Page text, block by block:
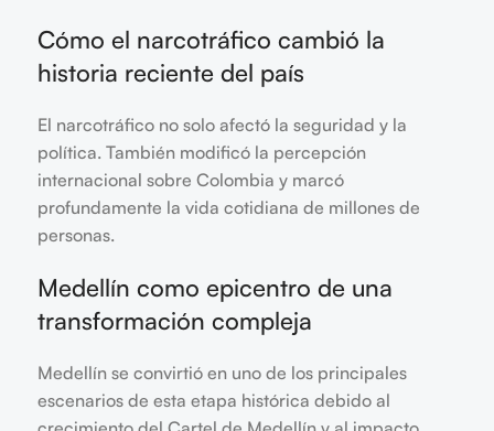
Cómo el narcotráfico cambió la
historia reciente del país
El narcotráfico no solo afectó la seguridad y la
política. También modificó la percepción
internacional sobre Colombia y marcó
profundamente la vida cotidiana de millones de
personas.
Medellín como epicentro de una
transformación compleja
Medellín se convirtió en uno de los principales
escenarios de esta etapa histórica debido al